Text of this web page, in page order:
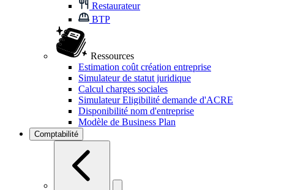
Restaurateur
BTP
Ressources
Estimation coût création entreprise
Simulateur de statut juridique
Calcul charges sociales
Simulateur Eligibilité demande d'ACRE
Disponibilité nom d'entreprise
Modèle de Business Plan
Comptabilité